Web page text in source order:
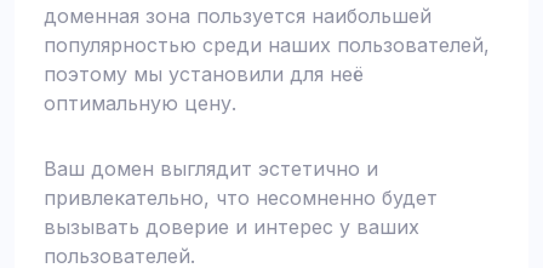
доменная зона пользуется наибольшей
популярностью среди наших пользователей,
поэтому мы установили для неё
оптимальную цену.
Ваш домен выглядит эстетично и
привлекательно, что несомненно будет
вызывать доверие и интерес у ваших
пользователей.